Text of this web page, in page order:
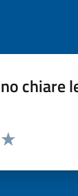
chiare
la pagina